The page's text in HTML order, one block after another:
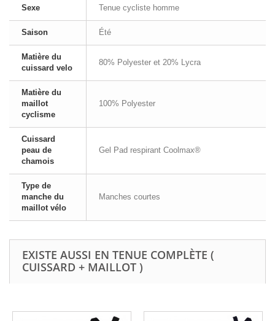
Sexe Tenue cycliste homme
Saison Été
Matière du
cuissard velo
80% Polyester et 20% Lycra
Matière du
maillot
cyclisme
100% Polyester
Cuissard
peau de
chamois
Gel Pad respirant Coolmax®
Type de
manche du
maillot vélo
Manches courtes
EXISTE AUSSI EN TENUE COMPLÈTE (
CUISSARD + MAILLOT )